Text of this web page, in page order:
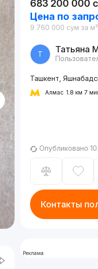
683 200 000
Цена по
9 760 000 сум за м²
Т Татьяна
Ташкент,
Алмас 1.8 км 7
Опубликовано
Контакты
Реклама